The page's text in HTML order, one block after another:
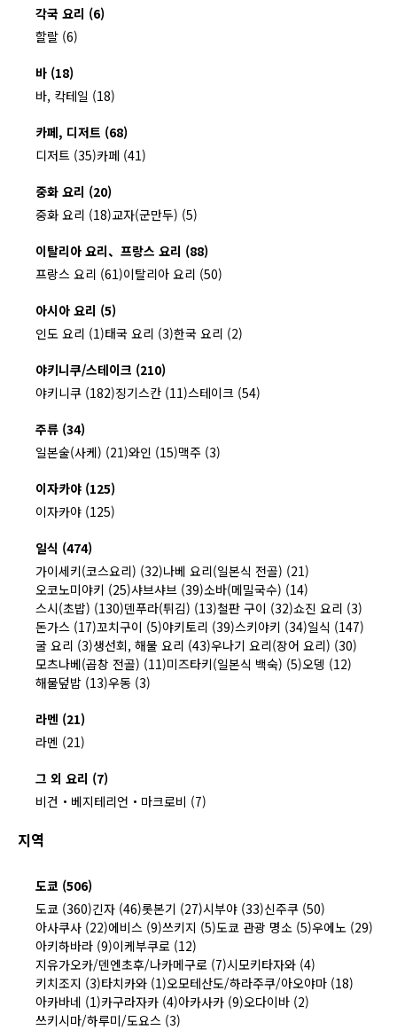
각국 요리 (6)
할랄 (6)
바 (18)
바, 칵테일 (18)
카페, 디저트 (68)
디저트 (35)카페 (41)
중화 요리 (20)
중화 요리 (18)교자(군만두) (5)
이탈리아 요리、프랑스 요리 (88)
프랑스 요리 (61)이탈리아 요리 (50)
아시아 요리 (5)
인도 요리 (1)태국 요리 (3)한국 요리 (2)
야키니쿠/스테이크 (210)
야키니쿠 (182)징기스칸 (11)스테이크 (54)
주류 (34)
일본술(사케) (21)와인 (15)맥주 (3)
이자카야 (125)
이자카야 (125)
일식 (474)
가이세키(코스요리) (32)나베 요리(일본식 전골) (21)
오코노미야키 (25)샤브샤브 (39)소바(메밀국수) (14)
스시(초밥) (130)덴푸라(튀김) (13)철판 구이 (32)쇼진 요리 (3)
돈가스 (17)꼬치구이 (5)야키토리 (39)스키야키 (34)일식 (147)
굴 요리 (3)생선회, 해물 요리 (43)우나기 요리(장어 요리) (30)
모츠나베(곱창 전골) (11)미즈타키(일본식 백숙) (5)오뎅 (12)
해물덮밥 (13)우동 (3)
라멘 (21)
라멘 (21)
그 외 요리 (7)
비건・베지테리언・마크로비 (7)
지역
도쿄 (506)
도쿄 (360)긴자 (46)롯본기 (27)시부야 (33)신주쿠 (50)
아사쿠사 (22)에비스 (9)쓰키지 (5)도쿄 관광 명소 (5)우에노 (29)
아키하바라 (9)이케부쿠로 (12)
지유가오카/덴엔초후/나카메구로 (7)시모키타자와 (4)
키치조지 (3)타치카와 (1)오모테산도/하라주쿠/아오야마 (18)
아카바네 (1)카구라자카 (4)아카사카 (9)오다이바 (2)
쓰키시마/하루미/도요스 (3)